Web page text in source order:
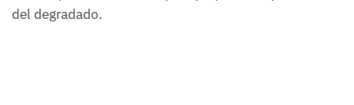
del degradado.